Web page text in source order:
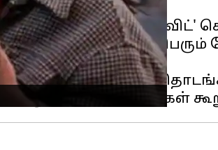
'ஜீரோ கோவிட்'
இருந்த மக்கள்,
அதிகமாக பரவ